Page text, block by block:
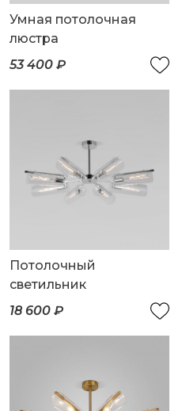
Умная потолочная
люстра
53 400 ₽
Потолочный
светильник
18 600 ₽